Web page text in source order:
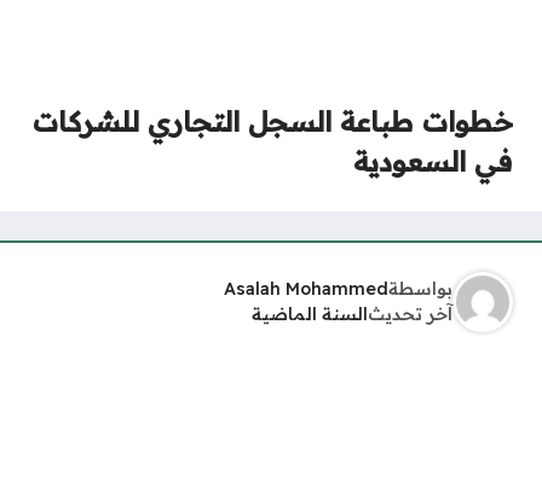
خطوات طباعة السجل التجاري للشركات
في السعودية
بواسطةAsalah Mohammed
آخر تحديثالسنة الماضية